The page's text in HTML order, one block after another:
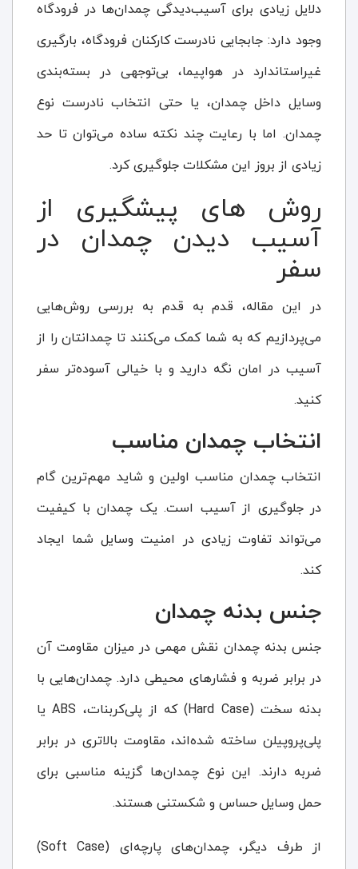
دلایل زیادی برای آسیب‌دیدگی چمدان‌ها در فرودگاه
وجود دارد: جابجایی نادرست کارکنان فرودگاه، بارگیری
غیراستاندارد در هواپیما، بی‌توجهی در بسته‌بندی
وسایل داخل چمدان، یا حتی انتخاب نادرست نوع
چمدان. اما با رعایت چند نکته ساده می‌توان تا حد
زیادی از بروز این مشکلات جلوگیری کرد.
روش های پیشگیری از
آسیب دیدن چمدان در
سفر
در این مقاله، قدم به قدم به بررسی روش‌هایی
می‌پردازیم که به شما کمک می‌کنند تا چمدانتان را از
آسیب در امان نگه دارید و با خیالی آسوده‌تر سفر
کنید.
انتخاب چمدان مناسب
انتخاب چمدان مناسب اولین و شاید مهم‌ترین گام
در جلوگیری از آسیب است. یک چمدان با کیفیت
می‌تواند تفاوت زیادی در امنیت وسایل شما ایجاد
کند.
جنس بدنه چمدان
جنس بدنه چمدان نقش مهمی در میزان مقاومت آن
در برابر ضربه‌ و فشارهای محیطی دارد. چمدان‌هایی با
بدنه سخت (Hard Case) که از پلی‌کربنات، ABS یا
پلی‌پروپیلن ساخته شده‌اند، مقاومت بالاتری در برابر
ضربه دارند. این نوع چمدان‌ها گزینه مناسبی برای
حمل وسایل حساس و شکستنی هستند.
از طرف دیگر، چمدان‌های پارچه‌ای (Soft Case)